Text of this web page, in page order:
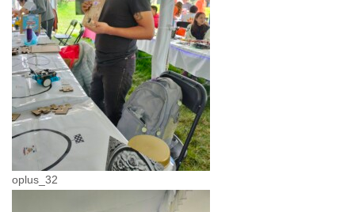
oplus_32